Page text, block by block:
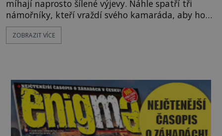
míhají naprosto šílené výjevy. Náhle spatří tři
námořníky, kteří vraždí svého kamaráda, aby ho
mohli sníst. „Už dost! Ať už to proboha skončí!“
vykřikne Poe a postaví se na nohy. Děsivé výjevy
ZOBRAZIT VÍCE